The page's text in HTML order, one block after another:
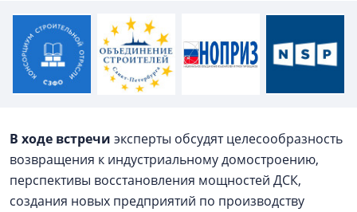
В ходе встречи эксперты обсудят целесообразность
возвращения к индустриальному домостроению,
перспективы восстановления мощностей ДСК,
создания новых предприятий по производству